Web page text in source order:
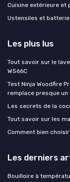
Cuisine extérieure et
Ustensiles et
Les plus lus
Tout savoir sur le
W566C
Test Ninja Woodfire
remplace presque un
Les secrets de la
Tout savoir sur les
Comment bien
Les derniers
Bouilloire à